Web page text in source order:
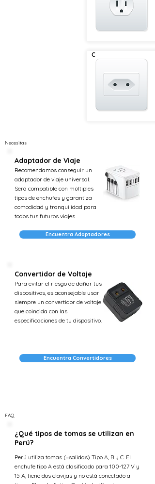
C
Necesitas
Adaptador de Viaje
Recomendamos conseguir un
adaptador de viaje universal.
Será compatible con múltiples
tipos de enchufes y garantiza
comodidad y tranquilidad para
todos tus futuros viajes.
Encuentra Adaptadores
Convertidor de Voltaje
Para evitar el riesgo de dañar tus
dispositivos, es aconsejable usar
siempre un convertidor de voltaje
que coincida con las
especificaciones de tu dispositivo.
Encuentra Convertidores
FAQ
¿Qué tipos de tomas se utilizan en
Perú?
Perú utiliza tomas (=salidas) Tipo A, B y C. El
enchufe tipo A está clasificado para 100-127 V y
15 A, tiene dos clavijas y no está conectado a